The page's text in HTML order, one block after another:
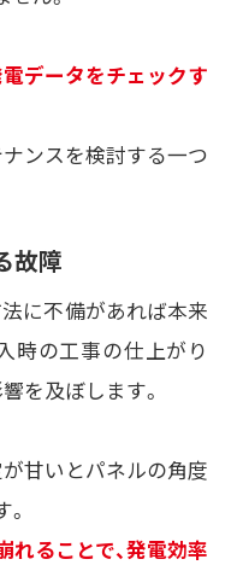
データをチェックす
ンスを検討する一つ
故障
に不備があれば本来
時の工事の仕上がり
を及ぼします。
甘いとパネルの角度
ることで、発電効率